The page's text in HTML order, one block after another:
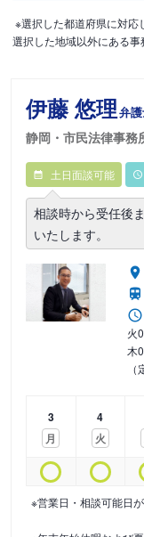
※選択した都道府県に対応
選択した地域以外にある事
伊藤 悠理弁
静岡・市民法律事務
土日面談可能
相談時から受任後
いたします。
火
木
3
月
4
火
※営業日・相談可能日